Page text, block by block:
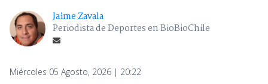
Jaime Zavala
Periodista de Deportes en BioBioChile
Miércoles 05 Agosto, 2026 | 20:22